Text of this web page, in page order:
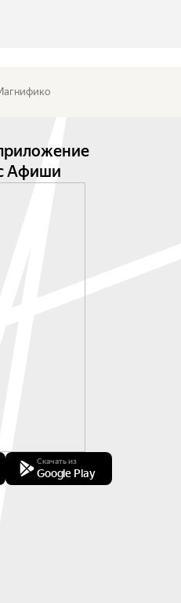
Афиши
Скачать из
Google Play